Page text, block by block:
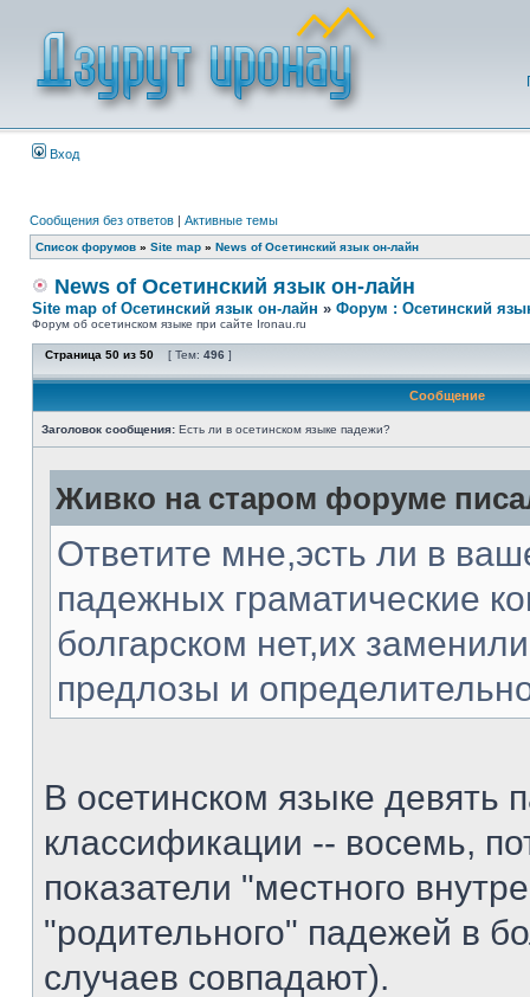
Вход
Сообщения без ответов | Активные темы
Список форумов » Site map » News of Осетинский язык он-лайн
News of Осетинский язык он-лайн
Site map of Осетинский язык он-лайн » Форум : Осетинский
Форум об осетинском языке при сайте Ironau.ru
Страница 50 из 50 [ Тем: 496 ]
Сообщение
Заголовок сообщения: Есть ли в осетинском языке падежи?
Живко на старом форуме
Ответите мне,эсть ли в
падежных граматические
болгарском нет,их
предлозы и
В осетинском языке девять
классификации -- восемь,
показатели "местного
"родительного" падежей в
случаев совпадают).